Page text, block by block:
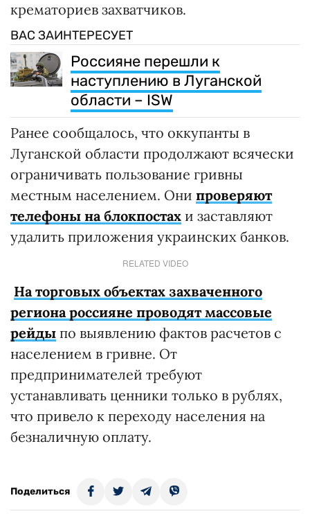
крематориев захватчиков.
ВАС ЗАИНТЕРЕСУЕТ
Россияне перешли к
наступлению в Луганской
области – ISW
Ранее сообщалось, что оккупанты в
Луганской области продолжают всячески
ограничивать пользование гривны
местным населением. Они проверяют
телефоны на блокпостах и заставляют
удалить приложения украинских банков.
RELATED VIDEO
На торговых объектах захваченного
региона россияне проводят массовые
рейды по выявлению фактов расчетов с
населением в гривне. От
предпринимателей требуют
устанавливать ценники только в рублях,
что привело к переходу населения на
безналичную оплату.
Поделиться